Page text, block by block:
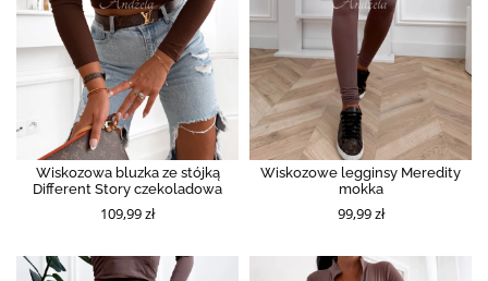
Wiskozowa bluzka ze stójką
Different Story czekoladowa
109,99 zł
Wiskozowe legginsy Meredity
mokka
99,99 zł